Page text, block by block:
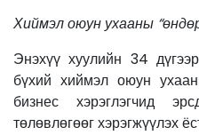
Хиймэл оюун ухааны
Энэхүү хуулийн 34
бүхий хиймэл оюун
бизнес хэрэглэгчид
төлөвлөгөөг хэрэгжүүлэх